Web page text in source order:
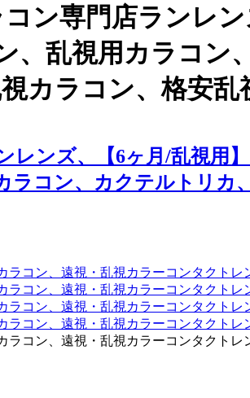
ン専門店ランレ
、乱視用カラコン
カラコン、格安
ンズ、【6ヶ月/乱視用
コン、カクテルトリカ
コン、遠視・乱視カラーコンタクトレ
コン、遠視・乱視カラーコンタクトレ
コン、遠視・乱視カラーコンタクトレ
コン、遠視・乱視カラーコンタクトレ
コン、遠視・乱視カラーコンタクトレ